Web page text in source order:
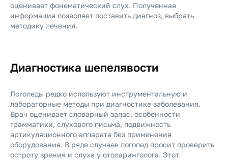
оценивает фонематический слух. Полученная
информация позволяет поставить диагноз, выбрать
методику лечения.
Диагностика шепелявости
Логопеды редко используют инструментальную и
лабораторные методы при диагностике заболевания.
Врач оценивает словарный запас, особенности
грамматики, слухового письма, подвижность
артикуляционного аппарата без применения
оборудования. В ряде случаев логопед просит проверить
остроту зрения и слуха у отоларинголога. Этот